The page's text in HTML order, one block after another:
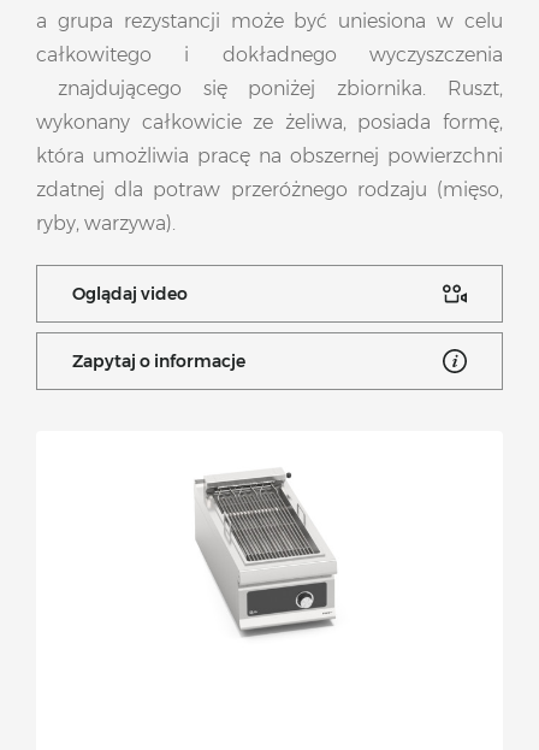
a grupa rezystancji może być uniesiona w celu
całkowitego i dokładnego wyczyszczenia
znajdującego się poniżej zbiornika. Ruszt,
wykonany całkowicie ze żeliwa, posiada formę,
która umożliwia pracę na obszernej powierzchni
zdatnej dla potraw przeróżnego rodzaju (mięso,
ryby, warzywa).
Oglądaj video
Zapytaj o informacje